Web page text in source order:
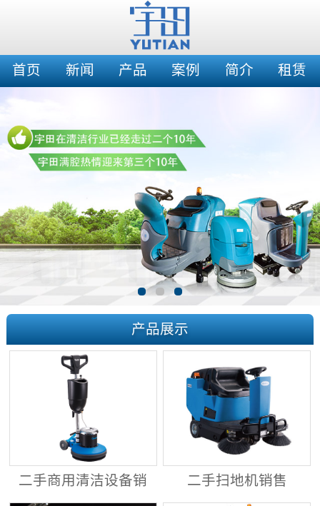
首页 新闻 产品 案例 简介 租赁
产品展示
二手商用清洁设备销
二手扫地机销售